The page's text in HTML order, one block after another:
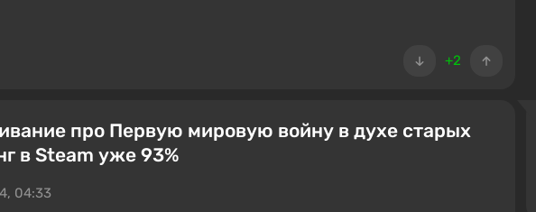
+2
про Первую мировую войну в духе старых
в Steam уже 93%
04:33